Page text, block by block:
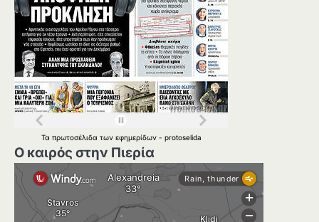
Τα πρωτοσέλιδα των εφημερίδων - protoselida
Ο καιρός στην Πιερία